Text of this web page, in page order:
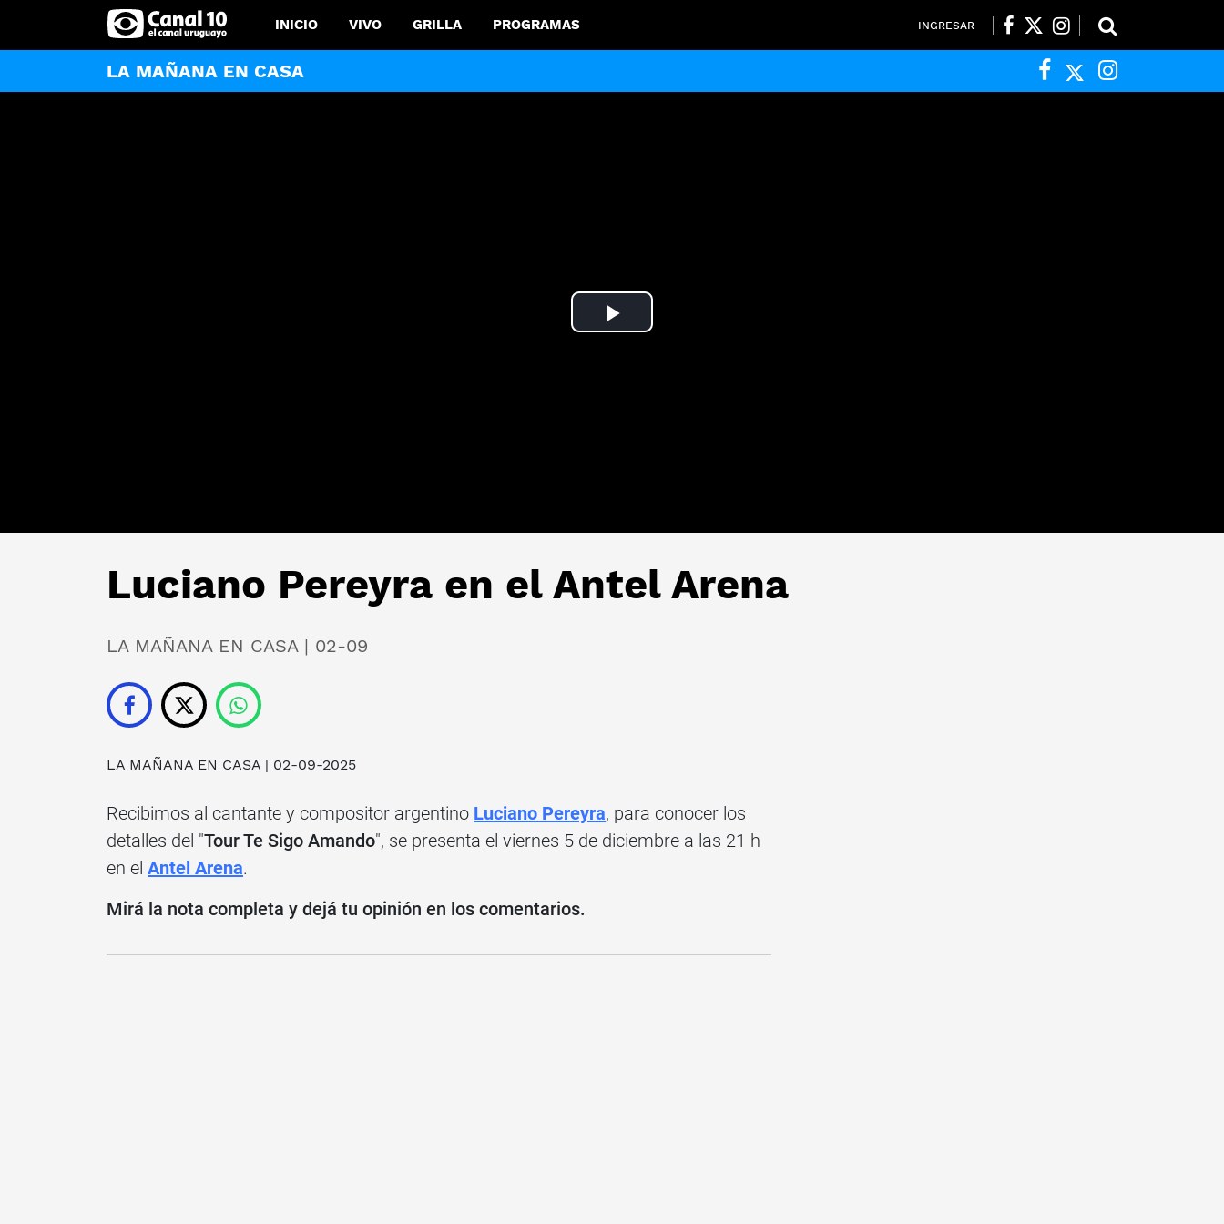
INICIO VIVO GRILLA PROGRAMAS INGRESAR
LA MAÑANA EN CASA
Play
Luciano Pereyra en el Antel Arena
LA MAÑANA EN CASA | 02-09
LA MAÑANA EN CASA | 02-09-2025
Recibimos al cantante y compositor argentino Luciano Pereyra, para conocer los
detalles del "Tour Te Sigo Amando", se presenta el viernes 5 de diciembre a las 21 h
en el Antel Arena.
Mirá la nota completa y dejá tu opinión en los comentarios.